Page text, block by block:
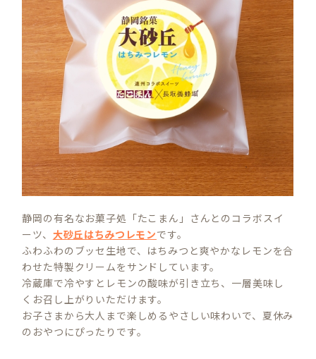
静岡の有名なお菓子処「たこまん」さんとのコラボスイ
ーツ、 大砂丘はちみつレモンです。
ふわふわのブッセ生地で、はちみつと爽やかなレモンを合
わせた特製クリームをサンドしています。
冷蔵庫で冷やすとレモンの酸味が引き立ち、一層美味し
くお召し上がりいただけます。
お子さまから大人まで楽しめるやさしい味わいで、夏休み
のおやつにぴったりです。